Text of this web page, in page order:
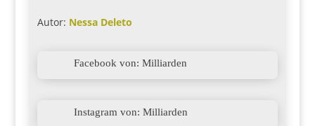
Autor: Nessa Deleto
Facebook von: Milliarden
Instagram von: Milliarden